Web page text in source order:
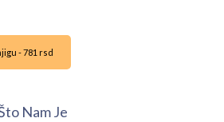
- 781 rsd